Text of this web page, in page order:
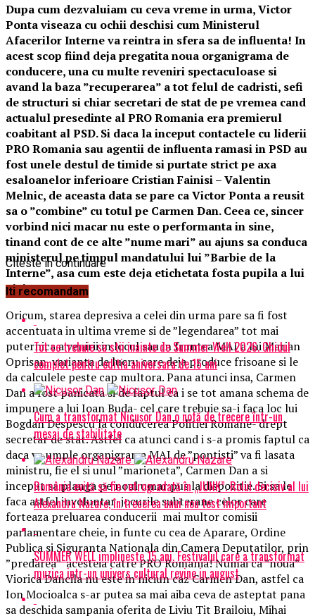
Dupa cum dezvaluiam cu ceva vreme in urma, Victor
Ponta viseaza cu ochii deschisi cum Ministerul
Afacerilor Interne va reintra in sfera sa de influenta! In
acest scop fiind deja pregatita noua organigrama de
conducere, una cu multe reveniri spectaculoase si
avand la baza ”recuperarea” a tot felul de cadristi, sefi
de structuri si chiar secretari de stat de pe vremea cand
actualul presedinte al PRO Romania era premierul
coabitant al PSD. Si daca la inceput contactele cu liderii
PRO Romania sau agentii de influenta ramasi in PSD au
fost unele destul de timide si purtate strict pe axa
esaloanelor inferioare Cristian Fainisi – Valentin
Melnic, de aceasta data se pare ca Victor Ponta a reusit
sa o ”combine” cu totul pe Carmen Dan. Ceea ce, sincer
vorbind nici macar nu este o performanta in sine,
tinand cont de ce alte ”nume mari” au ajuns sa conduca
ministerul pe timpul mandatului lui ”Barbie de la
Interne”, asa cum este deja etichetata fosta pupila a lui
Liviu Dragnea.
Oricum, starea depresiva a celei din urma pare sa fi fost
accentuata in ultima vreme si de ”legendarea” tot mai
puternica a venirii in locul sau in fruntea MAI a lui Marian
Oprisan, varianta de lucru care deja produce frisoane si le
da calculele peste cap multora. Pana atunci insa, Carmen
Dan a fost panicata si de faptul ca i se tot amana schema de
impunere a lui Ioan Buda- cel care trebuie sa-i faca loc lui
Bogdan Despescu la conducerea Politiei Romane- drept
secretar de stat. Astfel ca atunci cand i s-a promis faptul ca
daca va umple organigrama MAI de ”pontisti” va fi lasata
ministru, fie el si unul ”marioneta”, Carmen Dan a si
inceput sa planga pe noul umar pus la dispozitie. Si sa le
faca astfel involuntar jocurile subterane celor care
forteaza preluarea conducerii mai multor comisii
parlamentare cheie, in funte cu cea de Aparare, Ordine
Publica si Siguranta Nationala din Camera Deputatilor, prin
”predarea” acesteia catre PRO Romania! Numai ca ”noua”
Viorica Dancila nu este in niciun caz Carmen Dan, astfel ca
Ion Mocioalca s-ar putea sa mai aiba ceva de asteptat pana
sa deschida sampania oferita de Liviu Tit Brailoiu, Mihai
Citeste in continuare
Iti recomandam
Tot ce trebuie sa stii inainte de Summer Well 2026. Ghidul
complet pentru editia aniversara de 15 ani
Cum a transformat Nicușor Dan o notă de trecere într-un
mesaj de stabilitate
România evită să fie retrogradată în „JUNK”. Rolul decisiv al lui
Alexandru Nazare, în trecerea unui nou test important
SUMMER WELL implineste 15 ani. Festivalul care a transformat
muzica intr-un univers cultural revine in august